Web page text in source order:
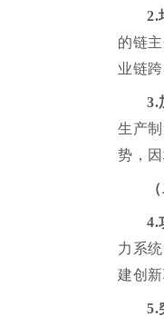
2.
的链
业链
3.
生产
势，
4.
力系
建创
5.